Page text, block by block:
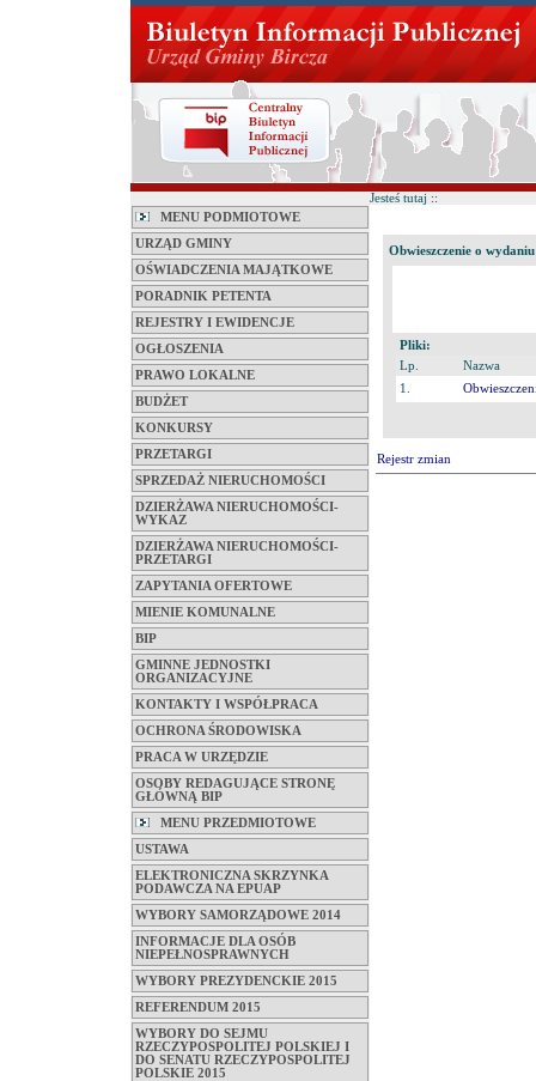
MENU PODMIOTOWE
URZĄD GMINY
OŚWIADCZENIA MAJĄTKOWE
PORADNIK PETENTA
REJESTRY I EWIDENCJE
OGŁOSZENIA
PRAWO LOKALNE
BUDŻET
KONKURSY
PRZETARGI
SPRZEDAŻ NIERUCHOMOŚCI
DZIERŻAWA NIERUCHOMOŚCI-
WYKAZ
DZIERŻAWA NIERUCHOMOŚCI-
PRZETARGI
ZAPYTANIA OFERTOWE
MIENIE KOMUNALNE
BIP
GMINNE JEDNOSTKI
ORGANIZACYJNE
KONTAKTY I WSPÓŁPRACA
OCHRONA ŚRODOWISKA
PRACA W URZĘDZIE
OSOBY REDAGUJĄCE STRONĘ
GŁÓWNĄ BIP
MENU PRZEDMIOTOWE
USTAWA
ELEKTRONICZNA SKRZYNKA
PODAWCZA NA EPUAP
WYBORY SAMORZĄDOWE 2014
INFORMACJE DLA OSÓB
NIEPEŁNOSPRAWNYCH
WYBORY PREZYDENCKIE 2015
REFERENDUM 2015
WYBORY DO SEJMU
RZECZYPOSPOLITEJ POLSKIEJ I
DO SENATU RZECZYPOSPOLITEJ
POLSKIE 2015
Jesteś tutaj ::
Obwieszczenie o
Pliki:
Lp.
Nazwa
1.
Rejestr zmian